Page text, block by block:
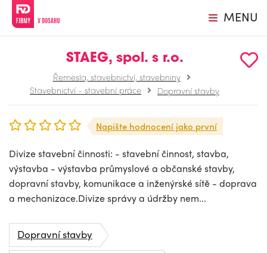
MENU
STAEG, spol. s r.o.
Řemesla, stavebnictví, stavebniny
Stavebnictví - stavební práce
Dopravní stavby
Napište hodnocení jako první
Divize stavební činnosti: - stavební činnost, stavba,
výstavba - výstavba průmyslové a občanské stavby,
dopravní stavby, komunikace a inženýrské sítě - doprava
a mechanizace.Divize správy a údržby nem...
Dopravní stavby